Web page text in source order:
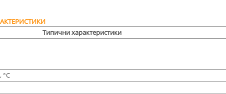
Типични характеристики
°С